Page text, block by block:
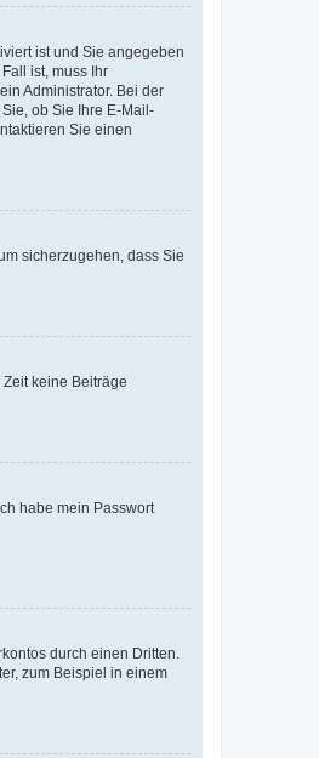
ist und Sie angegeben
ist, muss Ihr
Administrator. Bei der
ob Sie Ihre E-Mail-
Sie einen
sicherzugehen, dass Sie
keine Beiträge
habe mein Passwort
durch einen Dritten.
zum Beispiel in einem